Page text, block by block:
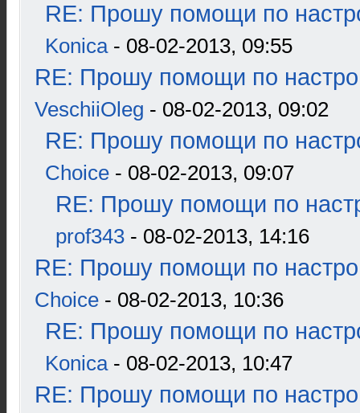
RE: Прошу помощи по
Konica- 08-02-2013, 09:55
RE: Прошу помощи по
VeschiiOleg - 08-02-2013, 09:02
RE: Прошу помощи по
Choice - 08-02-2013, 09:07
RE: Прошу помощи по
prof343 - 08-02-2013, 14:16
RE: Прошу помощи по
Choice - 08-02-2013, 10:36
RE: Прошу помощи по
Konica- 08-02-2013, 10:47
RE: Прошу помощи по